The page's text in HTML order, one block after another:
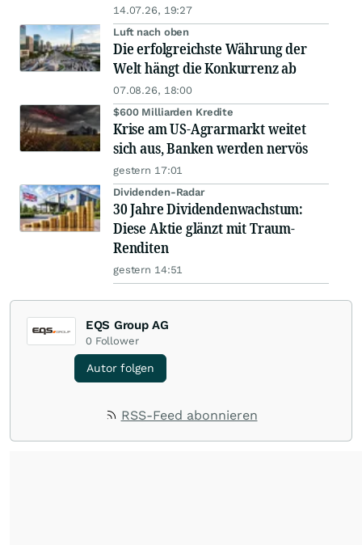
14.07.26, 19:27
Luft nach oben
Die erfolgreichste Währung der
Welt hängt die Konkurrenz ab
07.08.26, 18:00
$600 Milliarden Kredite
Krise am US-Agrarmarkt weitet
sich aus, Banken werden nervös
gestern 17:01
Dividenden-Radar
30 Jahre Dividendenwachstum:
Diese Aktie glänzt mit Traum-
Renditen
gestern 14:51
EQS Group AG
0 Follower
Autor folgen
RSS-Feed abonnieren